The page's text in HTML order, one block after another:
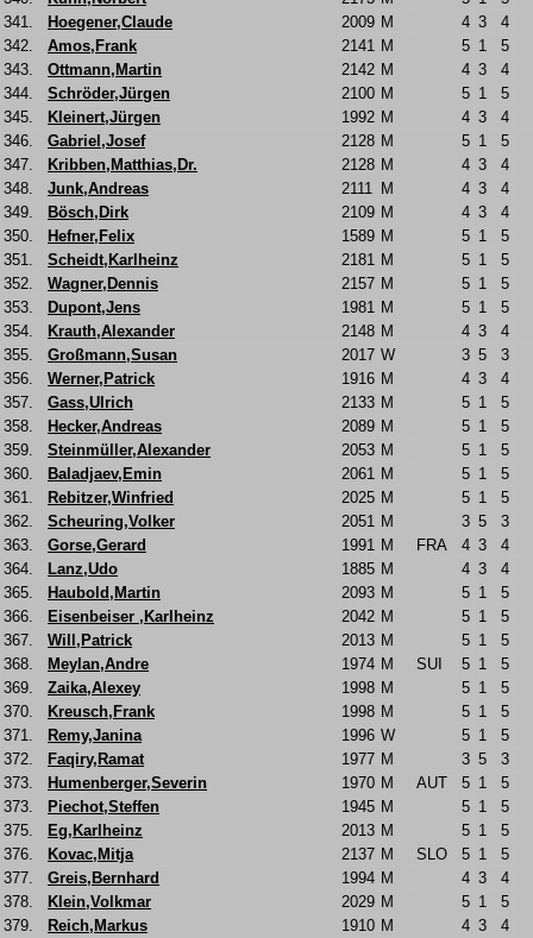
341.
Hoegener,Claude 2009 M 4 3
4
342.
Amos,Frank 2141 M 5 1
5
343.
Ottmann,Martin 2142 M 4 3
4
344.
Schröder,Jürgen 2100 M 5 1
5
345.
Kleinert,Jürgen 1992 M 4 3
4
346.
Gabriel,Josef 2128 M 5 1
5
347.
Kribben,Matthias,Dr. 2128 M 4 3
4
348.
Junk,Andreas 2111 M 4 3
4
349.
Bösch,Dirk 2109 M 4 3
4
350.
Hefner,Felix 1589 M 5 1
5
351.
Scheidt,Karlheinz 2181 M 5 1
5
352.
Wagner,Dennis 2157 M 5 1
5
353.
Dupont,Jens 1981 M 5 1
5
354.
Krauth,Alexander 2148 M 4 3
4
355.
Großmann,Susan 2017 W 3 5
3
356.
Werner,Patrick 1916 M 4 3
4
357.
Gass,Ulrich 2133 M 5 1
5
358.
Hecker,Andreas 2089 M 5 1
5
359.
Steinmüller,Alexander 2053 M 5 1
5
360.
Baladjaev,Emin 2061 M 5 1
5
361.
Rebitzer,Winfried 2025 M 5 1
5
362.
Scheuring,Volker 2051 M 3 5
3
363.
Gorse,Gerard 1991 M FRA 4 3
4
364.
Lanz,Udo 1885 M 4 3
4
365.
Haubold,Martin 2093 M 5 1
5
366.
Eisenbeiser ,Karlheinz 2042 M 5 1
5
367.
Will,Patrick 2013 M 5 1
5
368.
Meylan,Andre 1974 M SUI 5 1
5
369.
Zaika,Alexey 1998 M 5 1
5
370.
Kreusch,Frank 1998 M 5 1
5
371.
Remy,Janina 1996 W 5 1
5
372.
Faqiry,Ramat 1977 M 3 5
3
373.
Humenberger,Severin 1970 M AUT 5 1
5
373.
Piechot,Steffen 1945 M 5 1
5
375.
Eg,Karlheinz 2013 M 5 1
5
376.
Kovac,Mitja 2137 M SLO 5 1
5
377.
Greis,Bernhard 1994 M 4 3
4
378.
Klein,Volkmar 2029 M 5 1
5
379.
Reich,Markus 1910 M 4 3
4